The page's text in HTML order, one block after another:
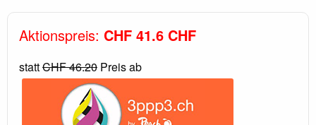
Aktionspreis: CHF 41.6 CHF
stattCHF 46.20 Preis ab